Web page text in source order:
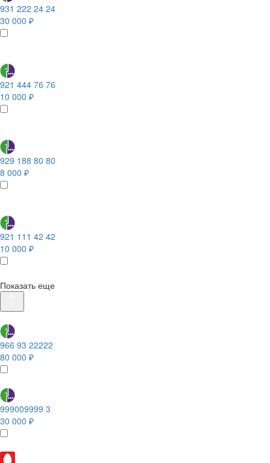
931 222 24 24
30 000 ₽
921 444 76 76
10 000 ₽
929 188 80 80
8 000 ₽
921 111 42 42
10 000 ₽
Показать еще
966 93 22222
80 000 ₽
999009999 3
30 000 ₽